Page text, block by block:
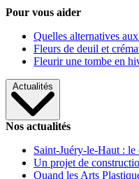
Pour vous aider
Quelles alternatives
Fleurs de deuil et
Fleurir une tombe en
Actualités
Nos actualités
Saint-Juéry-le-Haut : le
Un projet de
Quand les Arts